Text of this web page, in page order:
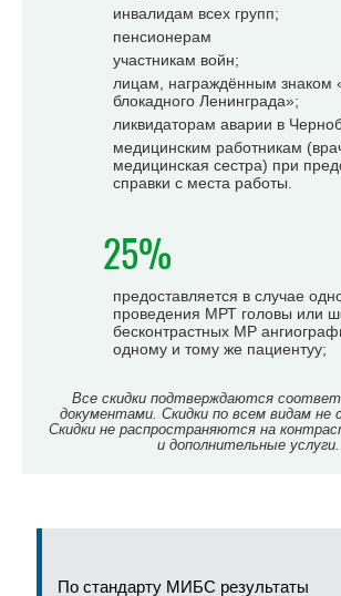
инвалидам всех групп;
пенсионерам
участникам войн;
лицам, награждённым знаком
блокадного Ленинграда»;
ликвидаторам аварии в
медицинским работникам
медицинская сестра) при
справки с места работы.
25%
предоставляется в случае
проведения МРТ головы или
бесконтрастных МР
одному и тому же пациентуу;
Все скидки подтверждаются
документами. Скидки по всем видам не
Скидки не распространяются на
и дополнительные услуги.
По стандарту МИБС результаты